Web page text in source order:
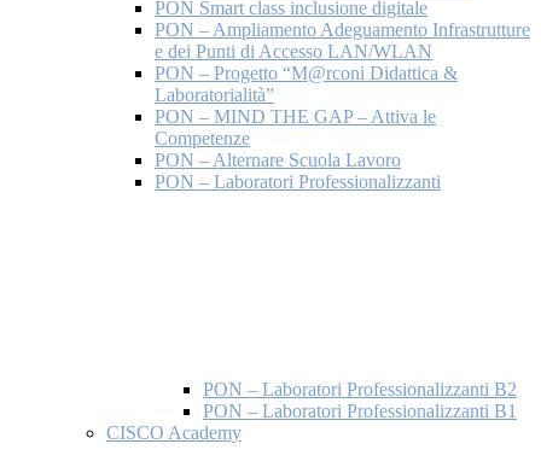
PON Smart class inclusione digitale
PON – Ampliamento Adeguamento Infrastrutture
e dei Punti di Accesso LAN/WLAN
PON – Progetto “M@rconi Didattica &
Laboratorialità”
PON – MIND THE GAP – Attiva le
Competenze
PON – Alternare Scuola Lavoro
PON – Laboratori Professionalizzanti
PON – Laboratori Professionalizzanti B2
PON – Laboratori Professionalizzanti B1
CISCO Academy